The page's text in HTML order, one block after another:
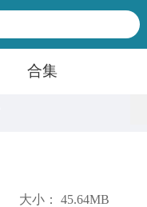
合集
大小： 45.64MB